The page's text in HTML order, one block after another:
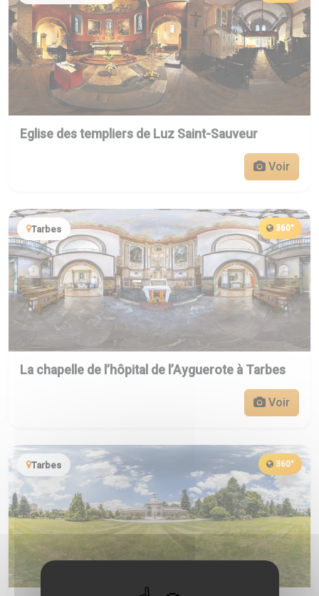
Eglise des templiers de Luz Saint-Sauveur
Voir
Tarbes 360°
La chapelle de l’hôpital de l’Ayguerote à Tarbes
Voir
Tarbes 360°